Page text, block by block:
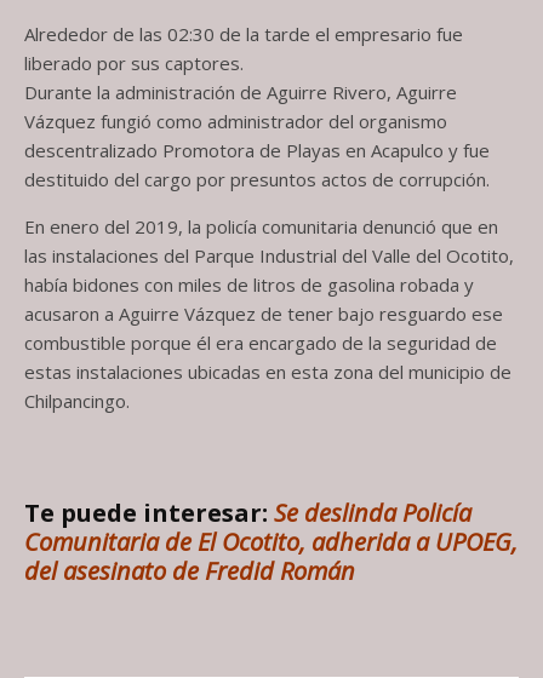
Alrededor de las 02:30 de la tarde el empresario fue
liberado por sus captores.
Durante la administración de Aguirre Rivero, Aguirre
Vázquez fungió como administrador del organismo
descentralizado Promotora de Playas en Acapulco y fue
destituido del cargo por presuntos actos de corrupción.
En enero del 2019, la policía comunitaria denunció que en
las instalaciones del Parque Industrial del Valle del Ocotito,
había bidones con miles de litros de gasolina robada y
acusaron a Aguirre Vázquez de tener bajo resguardo ese
combustible porque él era encargado de la seguridad de
estas instalaciones ubicadas en esta zona del municipio de
Chilpancingo.
Te puede interesar: Se deslinda Policía
Comunitaria de El Ocotito, adherida a UPOEG,
del asesinato de Fredid Román